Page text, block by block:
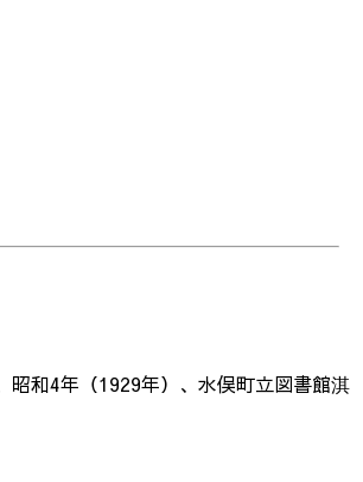
和4年（1929年）、水俣町立図書館淇